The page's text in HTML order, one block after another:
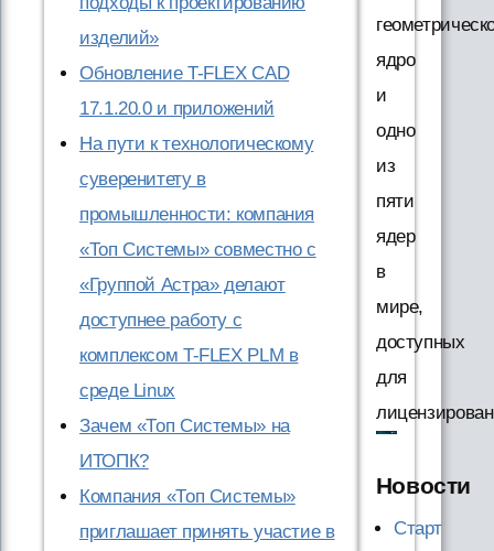
изделий»
Обновление T-FLEX CAD
17.1.20.0 и приложений
На пути к технологическому
суверенитету в
промышленности: компания
«Топ Системы» совместно с
«Группой Астра» делают
доступнее работу с
комплексом T-FLEX PLM в
среде Linux
Зачем «Топ Системы» на
ИТОПК?
Компания «Топ Системы»
приглашает принять участие в
ядро
и
одно
из
пяти
ядер
в
мире,
доступных
для
Новости
Старт